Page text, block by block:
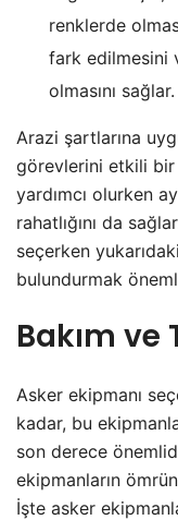
renklerde
fark edilmesini
olmasını sağlar.
Arazi şartlarına
görevlerini etkili
yardımcı olurken
rahatlığını da
seçerken
bulundurmak
Bakım ve
Asker ekipmanı
kadar, bu
son derece
ekipmanların
İşte asker